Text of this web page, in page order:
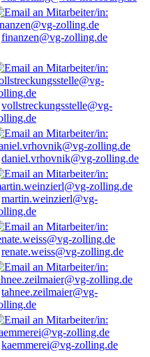
finanzen@vg-zolling.de
vollstreckungsstelle@vg-
daniel.vrhovnik@vg-zolling.de
martin.weinzierl@vg-
renate.weiss@vg-zolling.de
tahnee.zeilmaier@vg-
kaemmerei@vg-zolling.de